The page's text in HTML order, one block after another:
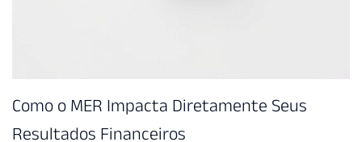
Como o MER Impacta Diretamente Seus
Resultados Financeiros